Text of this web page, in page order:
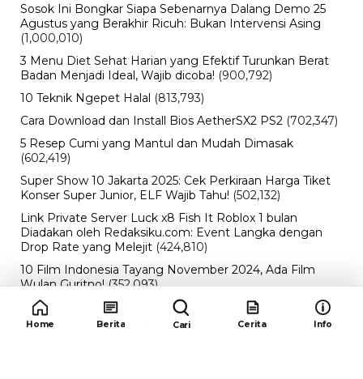
Sosok Ini Bongkar Siapa Sebenarnya Dalang Demo 25
Agustus yang Berakhir Ricuh: Bukan Intervensi Asing
(1,000,010)
3 Menu Diet Sehat Harian yang Efektif Turunkan Berat
Badan Menjadi Ideal, Wajib dicoba! (900,792)
10 Teknik Ngepet Halal (813,793)
Cara Download dan Install Bios AetherSX2 PS2 (702,347)
5 Resep Cumi yang Mantul dan Mudah Dimasak
(602,419)
Super Show 10 Jakarta 2025: Cek Perkiraan Harga Tiket
Konser Super Junior, ELF Wajib Tahu! (502,132)
Link Private Server Luck x8 Fish It Roblox 1 bulan
Diadakan oleh Redaksiku.com: Event Langka dengan
Drop Rate yang Melejit (424,810)
10 Film Indonesia Tayang November 2024, Ada Film
Wulan Guritno! (352,093)
Promo Burger King Terbaru Januari 2026, Ini Detail
Paket Hematnya yang Bisa Kamu Nikmati (341,742)
Home Berita Cari Cerita Info